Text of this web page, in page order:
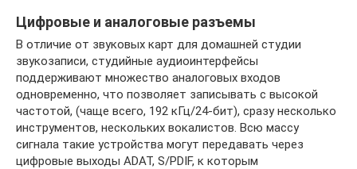
Цифровые и аналоговые разъемы
В отличие от звуковых карт для домашней студии
звукозаписи, студийные аудиоинтерфейсы
поддерживают множество аналоговых входов
одновременно, что позволяет записывать с высокой
частотой, (чаще всего, 192 кГц/24-бит), сразу несколько
инструментов, нескольких вокалистов. Всю массу
сигнала такие устройства могут передавать через
цифровые выходы ADAT, S/PDIF, к которым